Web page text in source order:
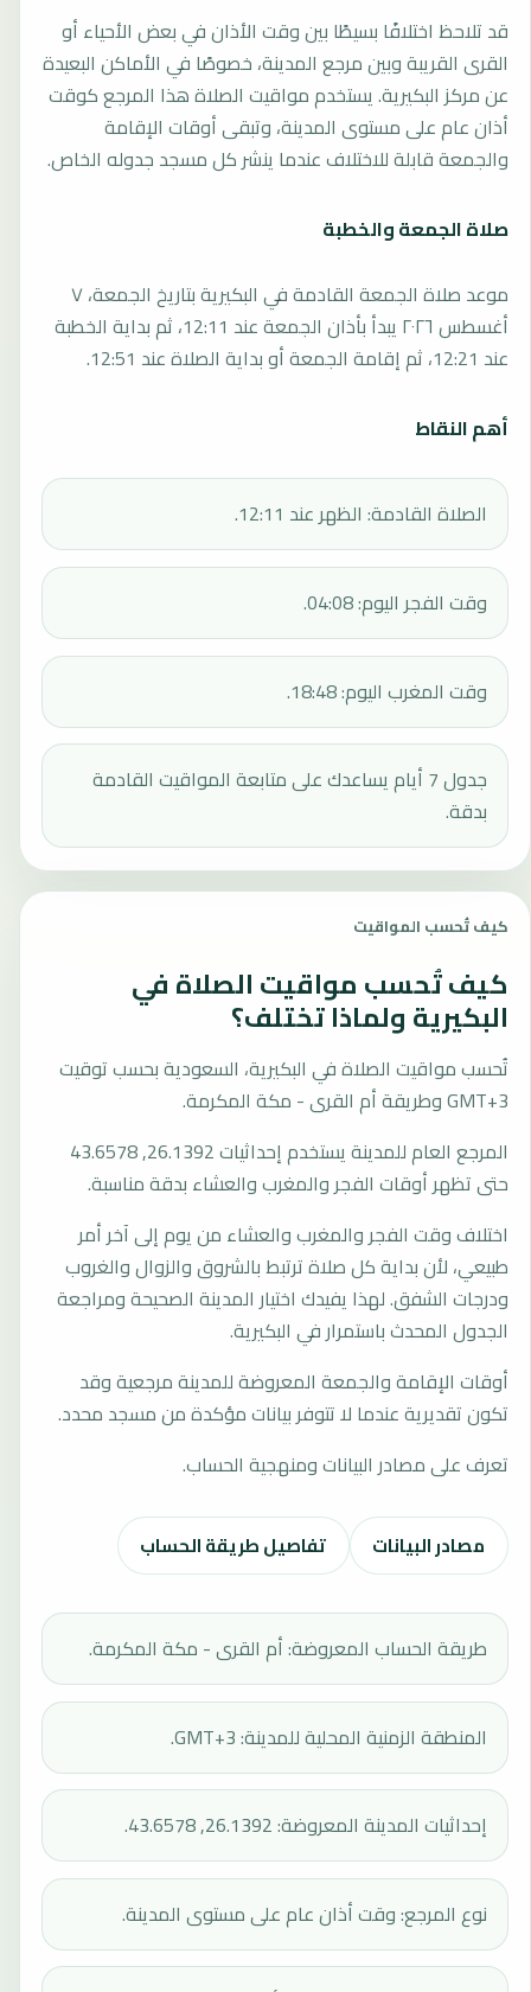
قد تلاحظ اختلافًا بسيطًا بين وقت الأذان في بعض الأحياء أو
القرى القريبة وبين مرجع المدينة، خصوصًا في الأماكن البعيدة
عن مركز البكيرية. يستخدم مواقيت الصلاة هذا المرجع كوقت
أذان عام على مستوى المدينة، وتبقى أوقات الإقامة
والجمعة قابلة للاختلاف عندما ينشر كل مسجد جدوله الخاص.
صلاة الجمعة والخطبة
موعد صلاة الجمعة القادمة في البكيرية بتاريخ الجمعة، ٧
أغسطس ٢٠٢٦ يبدأ بأذان الجمعة عند 12:11، ثم بداية الخطبة
عند 12:21، ثم إقامة الجمعة أو بداية الصلاة عند 12:51.
أهم النقاط
الصلاة القادمة: الظهر عند 12:11.
وقت الفجر اليوم: 04:08.
وقت المغرب اليوم: 18:48.
جدول 7 أيام يساعدك على متابعة المواقيت القادمة
بدقة.
كيف تُحسب المواقيت
كيف تُحسب مواقيت الصلاة في
البكيرية ولماذا تختلف؟
تُحسب مواقيت الصلاة في البكيرية، السعودية بحسب توقيت
GMT+3 وطريقة أم القرى - مكة المكرمة.
المرجع العام للمدينة يستخدم إحداثيات 26.1392, 43.6578
حتى تظهر أوقات الفجر والمغرب والعشاء بدقة مناسبة.
اختلاف وقت الفجر والمغرب والعشاء من يوم إلى آخر أمر
طبيعي، لأن بداية كل صلاة ترتبط بالشروق والزوال والغروب
ودرجات الشفق. لهذا يفيدك اختيار المدينة الصحيحة ومراجعة
الجدول المحدث باستمرار في البكيرية.
أوقات الإقامة والجمعة المعروضة للمدينة مرجعية وقد
تكون تقديرية عندما لا تتوفر بيانات مؤكدة من مسجد محدد.
تعرف على مصادر البيانات ومنهجية الحساب.
مصادر البيانات تفاصيل طريقة الحساب
طريقة الحساب المعروضة: أم القرى - مكة المكرمة.
المنطقة الزمنية المحلية للمدينة: GMT+3.
إحداثيات المدينة المعروضة: 26.1392, 43.6578.
نوع المرجع: وقت أذان عام على مستوى المدينة.